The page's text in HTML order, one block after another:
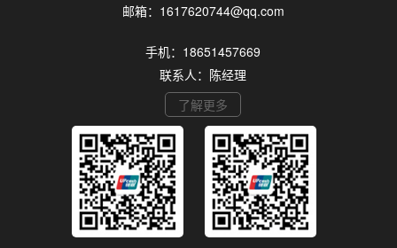
邮箱：1617620744@qq.com
手机：18651457669
联系人：陈经理
了解更多